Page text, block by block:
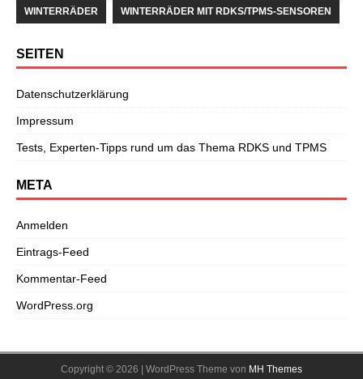
WINTERRÄDER WINTERRÄDER MIT RDKS/TPMS-SENSOREN
SEITEN
Datenschutzerklärung
Impressum
Tests, Experten-Tipps rund um das Thema RDKS und TPMS
META
Anmelden
Eintrags-Feed
Kommentar-Feed
WordPress.org
Copyright © 2026 | WordPress Theme von MH Themes